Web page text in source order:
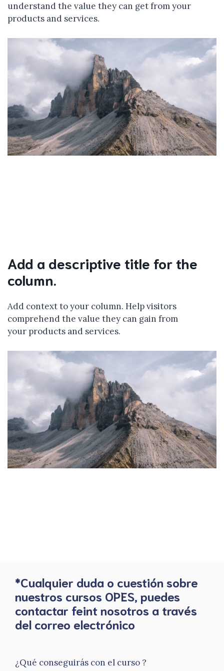
understand the value they can get from your
products and services.
Add a descriptive title for the
column.
Add context to your column. Help visitors
comprehend the value they can gain from
your products and services.
*Cualquier duda o cuestión sobre
nuestros cursos OPES, puedes
contactar feint nosotros a través
del correo electrónico
¿Qué conseguirás con el curso ?